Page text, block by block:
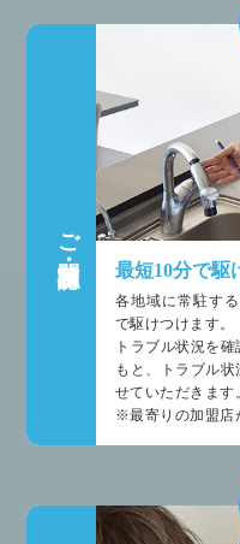
ご訪問・状況確認
最短10分で駆
各地域に常駐す
で駆けつけます。
トラブル状況を
もと、トラブル
せていただきます
※最寄りの加盟店